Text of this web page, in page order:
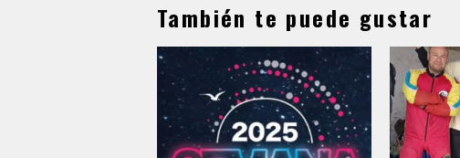
También te puede gustar